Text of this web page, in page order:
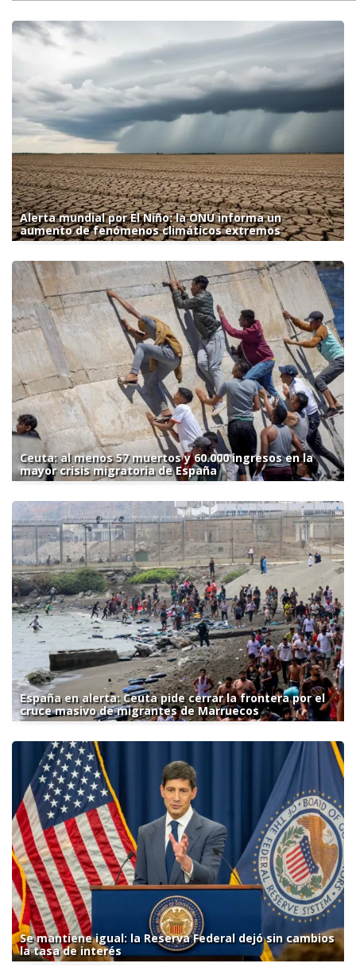
Alerta mundial por El Niño: la ONU informa un
aumento de fenómenos climáticos extremos
Ceuta: al menos 57 muertos y 60.000 ingresos en la
mayor crisis migratoria de España
España en alerta: Ceuta pide cerrar la frontera por el
cruce masivo de migrantes de Marruecos
Se mantiene igual: la Reserva Federal dejó sin cambios
la tasa de interés